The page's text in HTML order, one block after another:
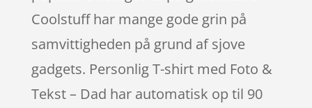
Coolstuff har mange gode grin på
samvittigheden på grund af sjove
gadgets. Personlig T-shirt med Foto &
Tekst – Dad har automatisk op til 90